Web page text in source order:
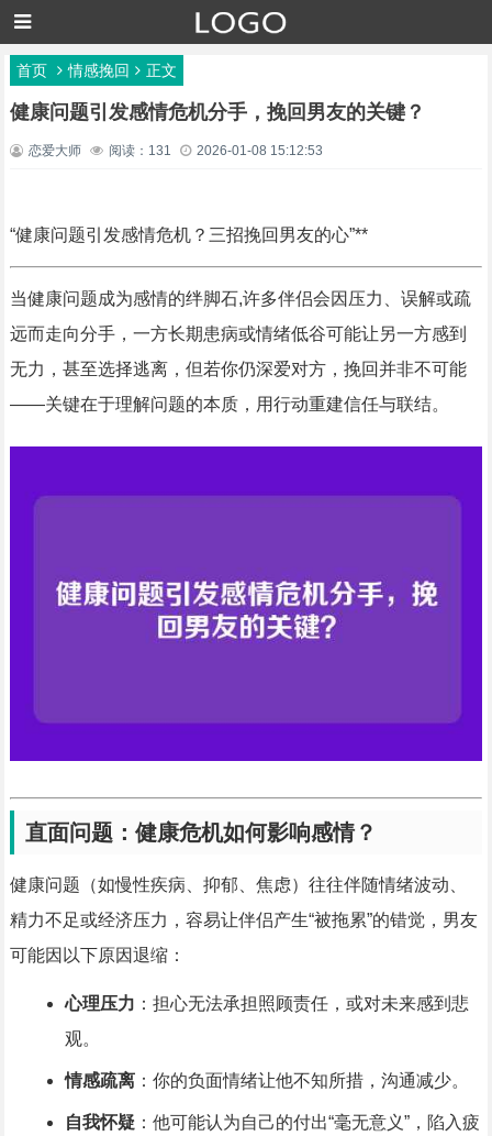
首页 情感挽回 正文
健康问题引发感情危机分手，挽回男友的关键？
恋爱大师 阅读：131 2026-01-08 15:12:53
“健康问题引发感情危机？三招挽回男友的心”**
当健康问题成为感情的绊脚石,许多伴侣会因压力、误解或疏
远而走向分手，一方长期患病或情绪低谷可能让另一方感到
无力，甚至选择逃离，但若你仍深爱对方，挽回并非不可能
——关键在于理解问题的本质，用行动重建信任与联结。
直面问题：健康危机如何影响感情？
健康问题（如慢性疾病、抑郁、焦虑）往往伴随情绪波动、
精力不足或经济压力，容易让伴侣产生“被拖累”的错觉，男友
可能因以下原因退缩：
心理压力 ：担心无法承担照顾责任，或对未来感到悲
观。
情感疏离：你的负面情绪让他不知所措，沟通减少。
自我怀疑：他可能认为自己的付出“毫无意义”，陷入疲